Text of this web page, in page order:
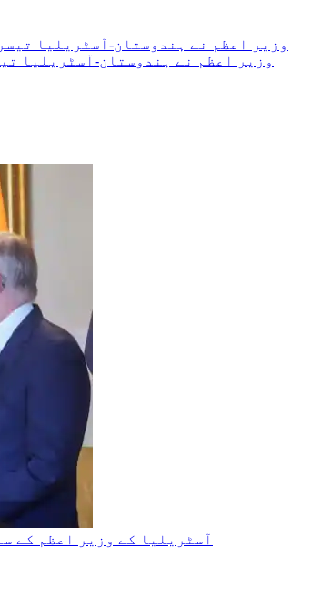
وزیر اعظم نے ہندوستان-آسٹریلیا
آسٹریلیا کے وزیر اعظم کے